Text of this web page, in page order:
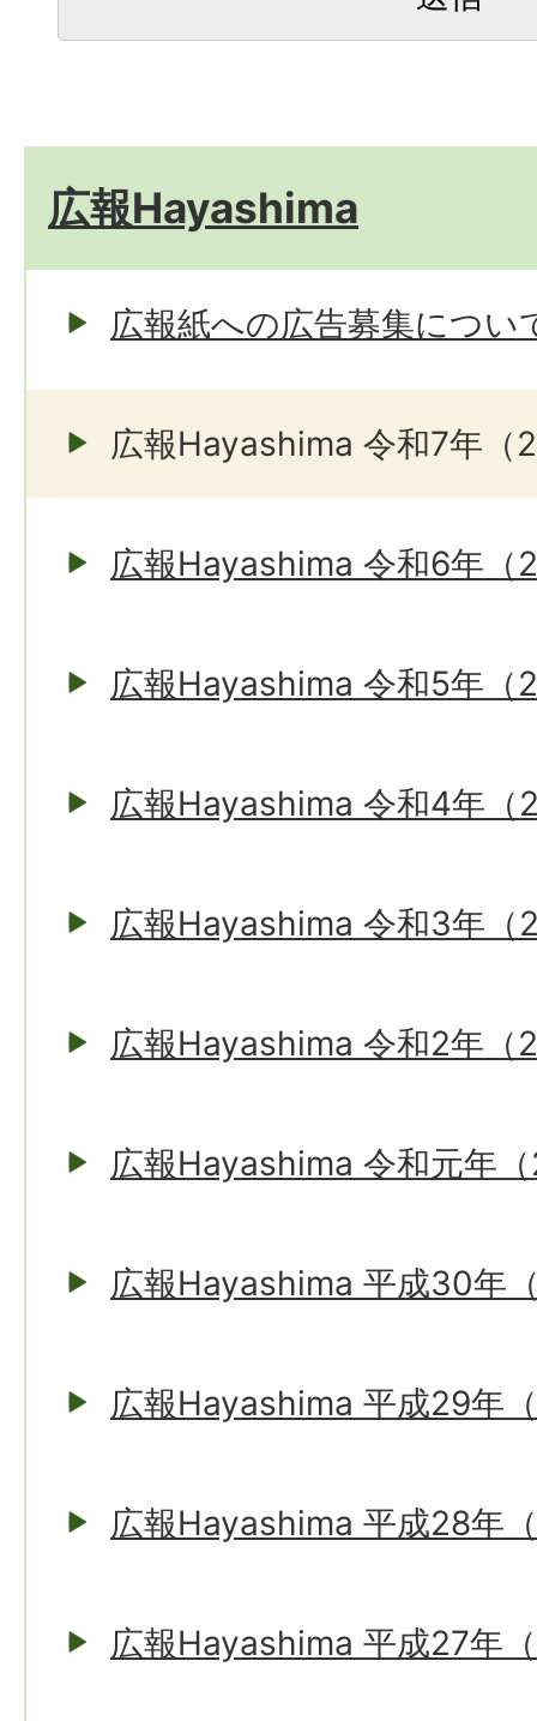
広報Hayashima
広報紙への広告募集につい
広報Hayashima 令和7年（
広報Hayashima 令和6年（
広報Hayashima 令和5年（
広報Hayashima 令和4年（
広報Hayashima 令和3年（
広報Hayashima 令和2年（
広報Hayashima 令和元年
広報Hayashima 平成30年
広報Hayashima 平成29年
広報Hayashima 平成28年
広報Hayashima 平成27年